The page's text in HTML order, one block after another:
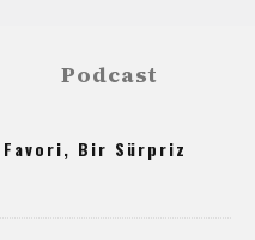
Podcast
Favori, Bir Sürpriz